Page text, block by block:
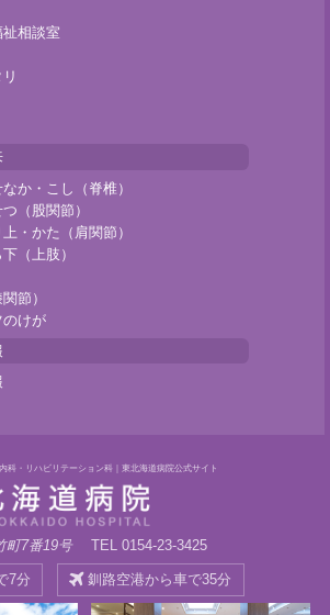
相談室
か・こし（脊椎）
（股関節）
・かた（肩関節）
（上肢）
節）
のけが
科・リハビリテーション科｜東北海道病院公式サイト
町7番19号 TEL 0154-23-3425
7分 釧路空港から車で35分